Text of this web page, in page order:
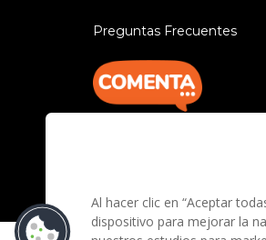
Preguntas Frecuentes
Al hacer clic en “Aceptar
dispositivo para mejorar la